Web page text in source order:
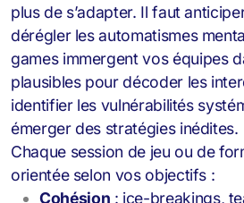
plus de s’adapter. Il faut
dérégler les automatismes
games immergent vos équipes
plausibles pour décoder les
identifier les vulnérabilités
émerger des stratégies inédites.
Chaque session de jeu ou de
orientée selon vos objectifs :
Cohésion : ice-breakings,